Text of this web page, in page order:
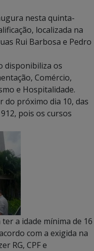
nesta quinta-
localizada na
Rui Barbosa e Pedro
disponibiliza os
Comércio,
e Hospitalidade.
do próximo dia 10, das
pois os cursos
a idade mínima de 16
com a exigida na
RG, CPF e